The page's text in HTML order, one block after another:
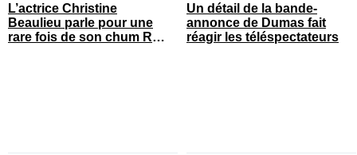
L’actrice Christine
Beaulieu parle pour une
rare fois de son chum Roy
Un détail de la bande-
annonce de Dumas fait
réagir les téléspectateurs